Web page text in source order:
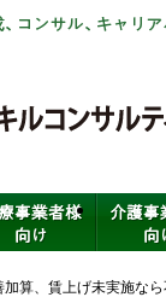
加算、賃上げ未実施な